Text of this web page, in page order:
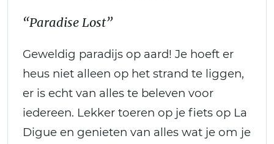
“Paradise Lost”
Geweldig paradijs op aard! Je hoeft er
heus niet alleen op het strand te liggen,
er is echt van alles te beleven voor
iedereen. Lekker toeren op je fiets op La
Digue en genieten van alles wat je om je